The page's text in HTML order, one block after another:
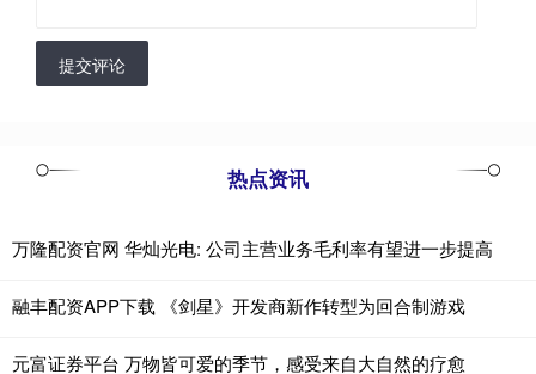
提交评论
热点资讯
万隆配资官网 华灿光电: 公司主营业务毛利率有望进一步提高
融丰配资APP下载 《剑星》开发商新作转型为回合制游戏
元富证券平台 万物皆可爱的季节，感受来自大自然的疗愈